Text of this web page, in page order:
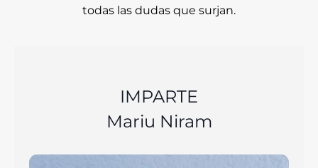
todas las dudas que surjan.
IMPARTE
Mariu Niram